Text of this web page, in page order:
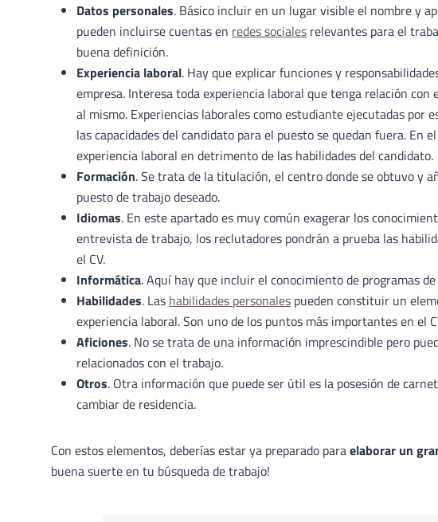
Datos personales. Básico incluir en un lugar visible el nombre y
pueden incluirse cuentas en redes sociales relevantes para el
buena definición.
Experiencia laboral. Hay que explicar funciones y
empresa. Interesa toda experiencia laboral que tenga relación
al mismo. Experiencias laborales como estudiante ejecutadas por
las capacidades del candidato para el puesto se quedan fuera. En
experiencia laboral en detrimento de las habilidades del candidato.
Formación. Se trata de la titulación, el centro donde se obtuvo y
puesto de trabajo deseado.
Idiomas. En este apartado es muy común exagerar los
entrevista de trabajo, los reclutadores pondrán a prueba las
el CV.
Informática. Aquí hay que incluir el conocimiento de programas
Habilidades. Las habilidades personales pueden constituir un
experiencia laboral. Son uno de los puntos más importantes en el
Aficiones. No se trata de una información imprescindible pero
relacionados con el trabajo.
Otros. Otra información que puede ser útil es la posesión de
cambiar de residencia.
Con estos elementos, deberías estar ya preparado paraelaborar un
buena suerte en tu búsqueda de trabajo!